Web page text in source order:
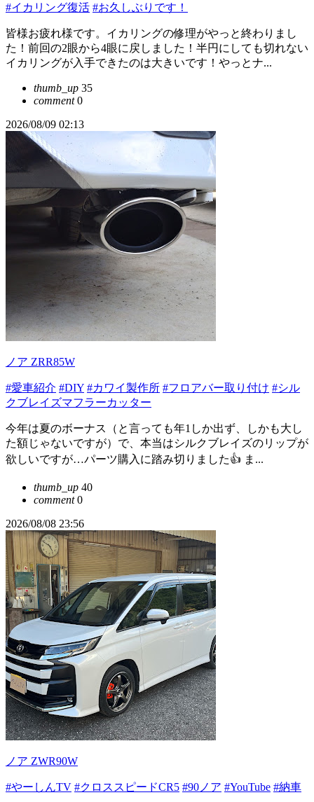
#イカリング復活 #お久しぶりです！
皆様お疲れ様です。イカリングの修理がやっと終わりまし
た！前回の2眼から4眼に戻しました！半円にしても切れない
イカリングが入手できたのは大きいです！やっとナ...
thumb_up 35
comment0
2026/08/09 02:13
ノア ZRR85W
#愛車紹介 #DIY #カワイ製作所 #フロアバー取り付け #シル
クブレイズマフラーカッター
今年は夏のボーナス（と言っても年1しか出ず、しかも大し
た額じゃないですが）で、本当はシルクブレイズのリップが
欲しいですが…パーツ購入に踏み切りました👍 ま...
thumb_up 40
comment0
2026/08/08 23:56
ノア ZWR90W
#やーしんTV #クロススピードCR5 #90ノア #YouTube #納車